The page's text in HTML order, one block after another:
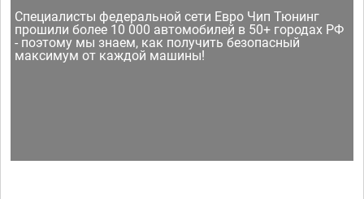
Специалисты федеральной сети Евро Чип Тюнинг
прошили более 10 000 автомобилей в 50+ городах РФ
- поэтому мы знаем, как получить безопасный
максимум от каждой машины!